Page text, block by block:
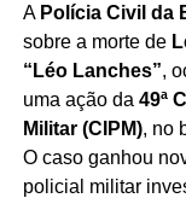
A Polícia Civil da
sobre a morte de
“Léo Lanches”,
uma ação da 49ª
Militar (CIPM), no
O caso ganhou
policial militar